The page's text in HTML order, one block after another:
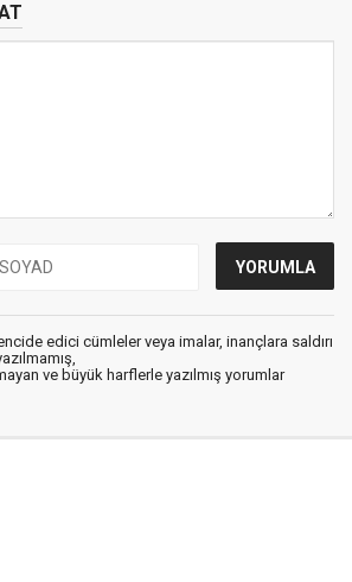
edici cümleler veya imalar, inançlara saldırı
ve büyük harflerle yazılmış yorumlar